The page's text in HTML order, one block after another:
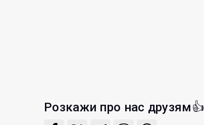
Розкажи про нас друзям👍